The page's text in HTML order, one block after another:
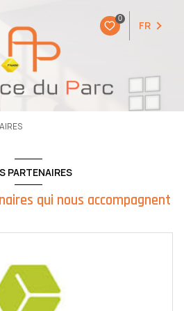
0
FR
PARTENAIRES
qui nous accompagnent